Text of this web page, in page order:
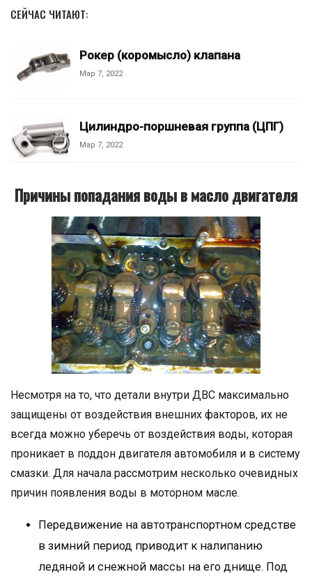
СЕЙЧАС ЧИТАЮТ:
Рокер (коромысло) клапана
Мар 7, 2022
Цилиндро-поршневая группа (ЦПГ)
Мар 7, 2022
Причины попадания воды в масло двигателя
Несмотря на то, что детали внутри ДВС максимально
защищены от воздействия внешних факторов, их не
всегда можно уберечь от воздействия воды, которая
проникает в поддон двигателя автомобиля и в систему
смазки. Для начала рассмотрим несколько очевидных
причин появления воды в моторном масле.
Передвижение на автотранспортном средстве
в зимний период приводит к налипанию
ледяной и снежной массы на его днище. Под